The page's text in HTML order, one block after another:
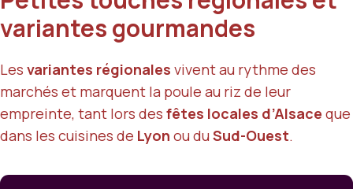
variantes gourmandes
Les variantes régionales vivent au rythme des
marchés et marquent la poule au riz de leur
empreinte, tant lors des fêtes locales d’Alsace que
dans les cuisines de Lyon ou du Sud-Ouest.